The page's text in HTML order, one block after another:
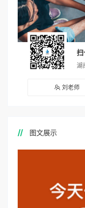
扫
湖
刘老师
图文展示